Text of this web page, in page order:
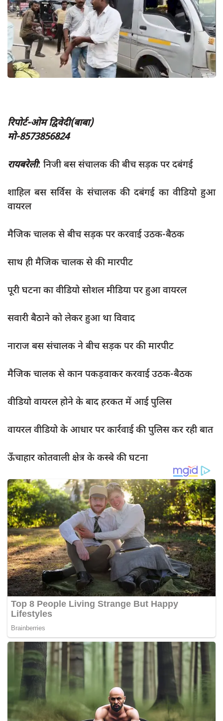
App verify
समस्या
Covid-19
अपराध
स्वास्थ्य
साक्षात्कार
सामाजिक
latest
प्रशासनिक
दुर्घटना
other
Login
रिपोर्ट-ओम द्विवेदी(बाबा)
मो-8573856824
रायबरेली: निजी बस संचालक की बीच सड़क पर दबंगई
शाहिल बस सर्विस के संचालक की दबंगई का वीडियो हुआ
वायरल
मैजिक चालक से बीच सड़क पर करवाई उठक-बैठक
साथ ही मैजिक चालक से की मारपीट
पूरी घटना का वीडियो सोशल मीडिया पर हुआ वायरल
सवारी बैठाने को लेकर हुआ था विवाद
नाराज बस संचालक ने बीच सड़क पर की मारपीट
मैजिक चालक से कान पकड़वाकर करवाई उठक-बैठक
वीडियो वायरल होने के बाद हरकत में आई पुलिस
वायरल वीडियो के आधार पर कार्रवाई की पुलिस कर रही बात
ऊँचाहार कोतवाली क्षेत्र के कस्बे की घटना